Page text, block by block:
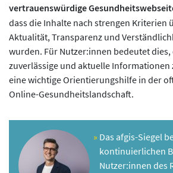
vertrauenswürdige
dass die Inhalte nach strengen Kriterien
Aktualität, Transparenz und
wurden. Für Nutzer:innen bedeutet dies,
zuverlässige und aktuelle Informationen
eine wichtige Orientierungshilfe in der
Online-Gesundheitslandschaft.
Das afgis-Siegel
kontinuierlichen
Nutzer:innen des